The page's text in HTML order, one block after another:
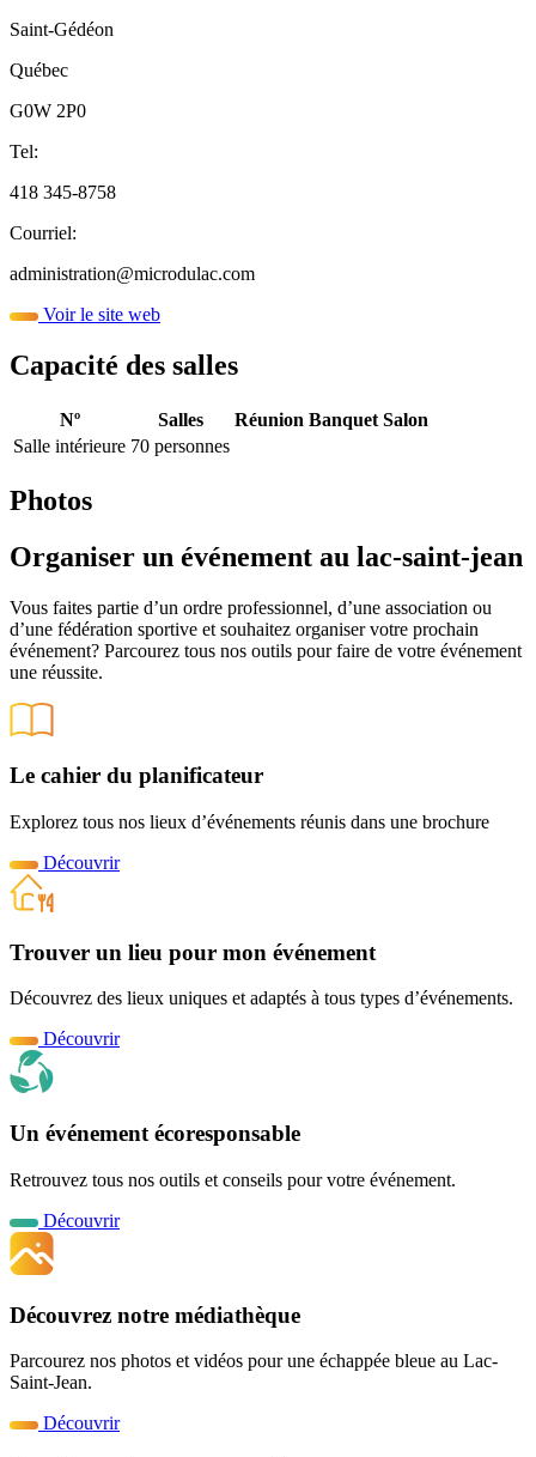
Saint-Gédéon
Québec
G0W 2P0
Tel:
418 345-8758
Courriel:
administration@microdulac.com
Voir le site web
Capacité des salles
Nº Salles Réunion Banquet Salon
Salle intérieure 70 personnes
Photos
Organiser un événement au lac-saint-jean
Vous faites partie d’un ordre professionnel, d’une association ou
d’une fédération sportive et souhaitez organiser votre prochain
événement? Parcourez tous nos outils pour faire de votre événement
une réussite.
Le cahier du planificateur
Explorez tous nos lieux d’événements réunis dans une brochure
Découvrir
Trouver un lieu pour mon événement
Découvrez des lieux uniques et adaptés à tous types d’événements.
Découvrir
Un événement écoresponsable
Retrouvez tous nos outils et conseils pour votre événement.
Découvrir
Découvrez notre médiathèque
Parcourez nos photos et vidéos pour une échappée bleue au Lac-
Saint-Jean.
Découvrir